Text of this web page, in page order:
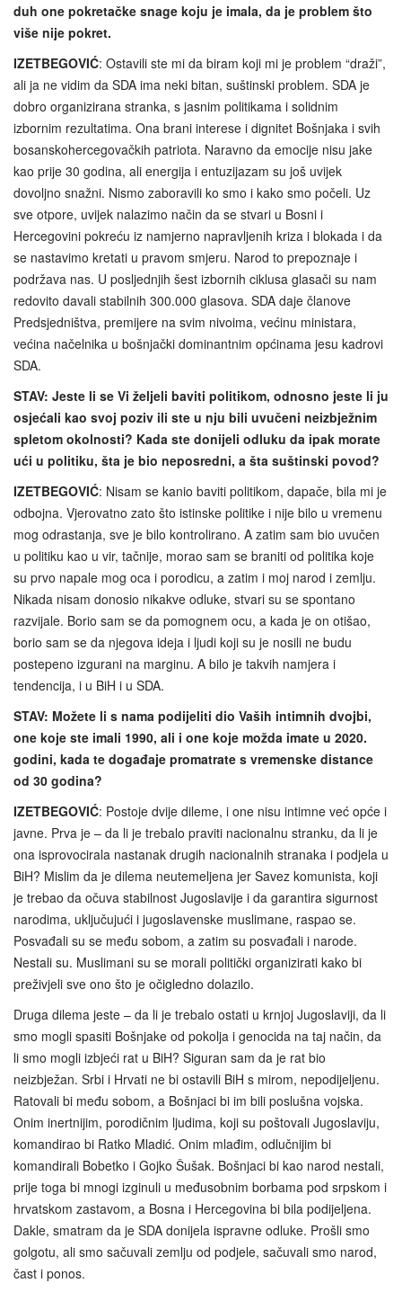
duh one pokretačke snage koju je imala, da je problem što
više nije pokret.
IZETBEGOVIĆ: Ostavili ste mi da biram koji mi je problem “draži”,
ali ja ne vidim da SDA ima neki bitan, suštinski problem. SDA je
dobro organizirana stranka, s jasnim politikama i solidnim
izbornim rezultatima. Ona brani interese i dignitet Bošnjaka i svih
bosanskohercegovačkih patriota. Naravno da emocije nisu jake
kao prije 30 godina, ali energija i entuzijazam su još uvijek
dovoljno snažni. Nismo zaboravili ko smo i kako smo počeli. Uz
sve otpore, uvijek nalazimo način da se stvari u Bosni i
Hercegovini pokreću iz namjerno napravljenih kriza i blokada i da
se nastavimo kretati u pravom smjeru. Narod to prepoznaje i
podržava nas. U posljednjih šest izbornih ciklusa glasači su nam
redovito davali stabilnih 300.000 glasova. SDA daje članove
Predsjedništva, premijere na svim nivoima, većinu ministara,
većina načelnika u bošnjački dominantnim općinama jesu kadrovi
SDA.
STAV: Jeste li se Vi željeli baviti politikom, odnosno jeste li ju
osjećali kao svoj poziv ili ste u nju bili uvučeni neizbježnim
spletom okolnosti? Kada ste donijeli odluku da ipak morate
ući u politiku, šta je bio neposredni, a šta suštinski povod?
IZETBEGOVIĆ: Nisam se kanio baviti politikom, dapače, bila mi je
odbojna. Vjerovatno zato što istinske politike i nije bilo u vremenu
mog odrastanja, sve je bilo kontrolirano. A zatim sam bio uvučen
u politiku kao u vir, tačnije, morao sam se braniti od politika koje
su prvo napale mog oca i porodicu, a zatim i moj narod i zemlju.
Nikada nisam donosio nikakve odluke, stvari su se spontano
razvijale. Borio sam se da pomognem ocu, a kada je on otišao,
borio sam se da njegova ideja i ljudi koji su je nosili ne budu
postepeno izgurani na marginu. A bilo je takvih namjera i
tendencija, i u BiH i u SDA.
STAV: Možete li s nama podijeliti dio Vaših intimnih dvojbi,
one koje ste imali 1990, ali i one koje možda imate u 2020.
godini, kada te događaje promatrate s vremenske distance
od 30 godina?
IZETBEGOVIĆ: Postoje dvije dileme, i one nisu intimne već opće i
javne. Prva je – da li je trebalo praviti nacionalnu stranku, da li je
ona isprovocirala nastanak drugih nacionalnih stranaka i podjela u
BiH? Mislim da je dilema neutemeljena jer Savez komunista, koji
je trebao da očuva stabilnost Jugoslavije i da garantira sigurnost
narodima, uključujući i jugoslavenske muslimane, raspao se.
Posvađali su se među sobom, a zatim su posvađali i narode.
Nestali su. Muslimani su se morali politički organizirati kako bi
preživjeli sve ono što je očigledno dolazilo.
Druga dilema jeste – da li je trebalo ostati u krnjoj Jugoslaviji, da li
smo mogli spasiti Bošnjake od pokolja i genocida na taj način, da
li smo mogli izbjeći rat u BiH? Siguran sam da je rat bio
neizbježan. Srbi i Hrvati ne bi ostavili BiH s mirom, nepodijeljenu.
Ratovali bi među sobom, a Bošnjaci bi im bili poslušna vojska.
Onim inertnijim, porodičnim ljudima, koji su poštovali Jugoslaviju,
komandirao bi Ratko Mladić. Onim mlađim, odlučnijim bi
komandirali Bobetko i Gojko Šušak. Bošnjaci bi kao narod nestali,
prije toga bi mnogi izginuli u međusobnim borbama pod srpskom i
hrvatskom zastavom, a Bosna i Hercegovina bi bila podijeljena.
Dakle, smatram da je SDA donijela ispravne odluke. Prošli smo
golgotu, ali smo sačuvali zemlju od podjele, sačuvali smo narod,
čast i ponos.